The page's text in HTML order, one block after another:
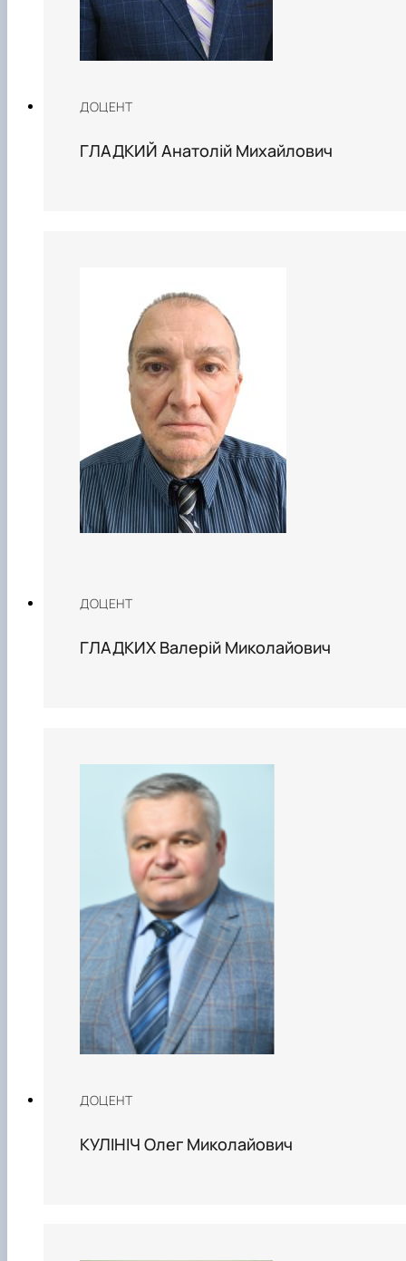
ДОЦЕНТ
ГЛАДКИЙ Анатолій Михайлович
ДОЦЕНТ
ГЛАДКИХ Валерій Миколайович
ДОЦЕНТ
КУЛІНІЧ Олег Миколайович